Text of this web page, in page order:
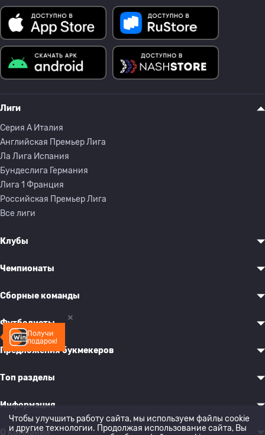
Получи
подарок!
Лиги
Серия A Италия
Английская Премьер Лига
Ла Лига Испания
Бундеслига Германия
Лига 1 Франция
Российская Премьер Лига
Все лиги
Клубы
Чемпионаты
Сборные команды
Футболисты
Предложения букмекеров
Топ разделы
Информация
О компании
Чтобы улучшить работу сайта, мы используем файлы cookie
и другие технологии. Продолжая использование сайта, Вы